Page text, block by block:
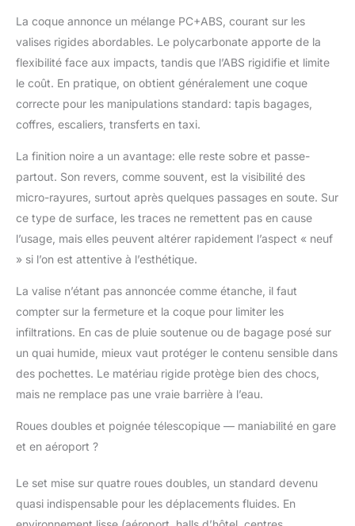
en douceur.
Conception du coin de
protection en alliage
d'aluminium : le coin de
protection des
bagages est fabriqué
en alliage d'aluminium
résistant aux chocs
couche de protection à
vos bagages et éviter
que vos bagages ne
soient endommagés
le voyage. Poignée
télescopique + poignée
équipée d'une poignée
télescopique en
aluminium que vous
pouvez régler à
différentes hauteurs en
fonction de votre
propre expérience
tirer la valise. En outre,
que vous puissiez
facilement soulever la
valise.
La coque annonce un mélange PC+ABS, courant sur les
valises rigides abordables. Le polycarbonate apporte de la
flexibilité face aux impacts, tandis que l’ABS rigidifie et limite
le coût. En pratique, on obtient généralement une coque
correcte pour les manipulations standard: tapis bagages,
coffres, escaliers, transferts en taxi.
La finition noire a un avantage: elle reste sobre et passe-
partout. Son revers, comme souvent, est la visibilité des
micro-rayures, surtout après quelques passages en soute. Sur
ce type de surface, les traces ne remettent pas en cause
l’usage, mais elles peuvent altérer rapidement l’aspect « neuf
» si l’on est attentive à l’esthétique.
La valise n’étant pas annoncée comme étanche, il faut
compter sur la fermeture et la coque pour limiter les
infiltrations. En cas de pluie soutenue ou de bagage posé sur
un quai humide, mieux vaut protéger le contenu sensible dans
des pochettes. Le matériau rigide protège bien des chocs,
mais ne remplace pas une vraie barrière à l’eau.
Roues doubles et poignée télescopique — maniabilité en gare
et en aéroport ?
Le set mise sur quatre roues doubles, un standard devenu
quasi indispensable pour les déplacements fluides. En